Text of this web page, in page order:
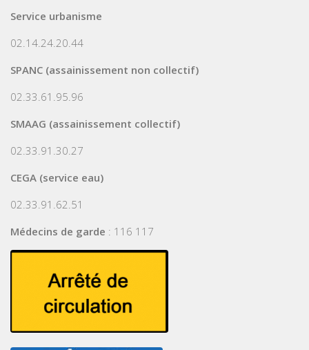
Service urbanisme
02.14.24.20.44
SPANC (assainissement non collectif)
02.33.61.95.96
SMAAG (assainissement collectif)
02.33.91.30.27
CEGA (service eau)
02.33.91.62.51
Médecins de garde : 116 117